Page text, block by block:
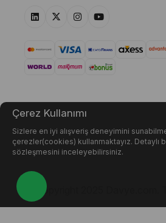
© Copyright 2025 Davye.com.
Çerez Kullanımı
Sizlere en iyi alışveriş deneyimini
çerezler(cookies) kullanmaktayız. Detaylı
sözleşmesini inceleyebilirsiniz.